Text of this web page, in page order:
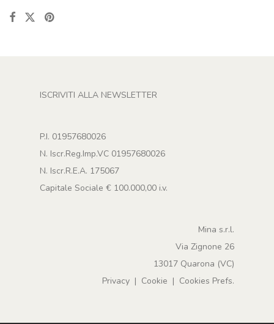
ISCRIVITI ALLA NEWSLETTER
P.I. 01957680026
N. Iscr.Reg.Imp.VC 01957680026
N. Iscr.R.E.A. 175067
Capitale Sociale € 100.000,00 i.v.
Mina s.r.l.
Via Zignone 26
13017 Quarona (VC)
Privacy | Cookie | Cookies Prefs.